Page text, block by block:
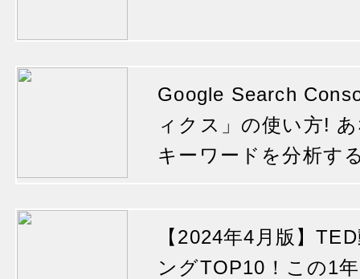
Google Search
ィクス」の使い方!
キーワードを分析す
【2024年4月版】
ングTOP10！この1